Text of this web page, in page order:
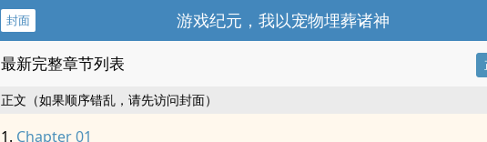
封面 游戏纪元，我以宠物埋葬诸神
最新完整章节列表
正文（如果顺序错乱，请先访问封面）
Chapter 01